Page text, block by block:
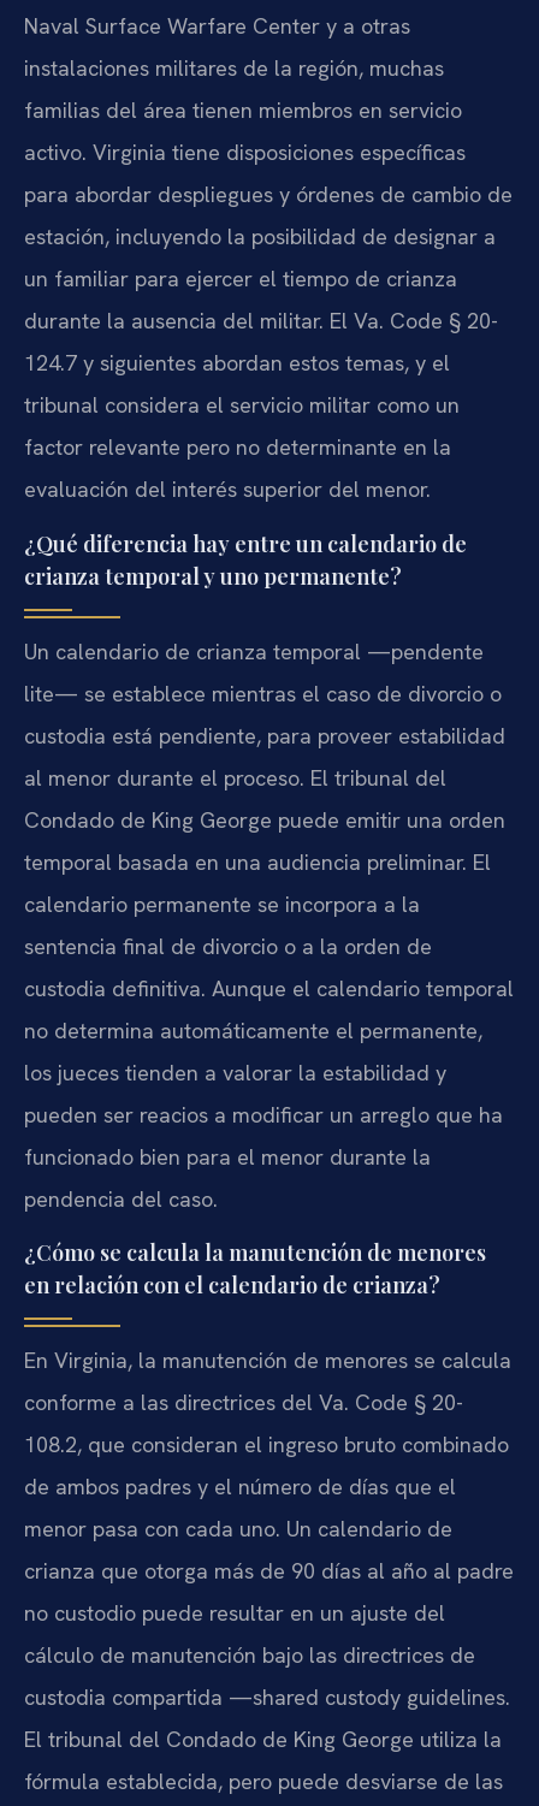
Naval Surface Warfare Center y a otras
instalaciones militares de la región, muchas
familias del área tienen miembros en servicio
activo. Virginia tiene disposiciones específicas
para abordar despliegues y órdenes de cambio de
estación, incluyendo la posibilidad de designar a
un familiar para ejercer el tiempo de crianza
durante la ausencia del militar. El Va. Code § 20-
124.7 y siguientes abordan estos temas, y el
tribunal considera el servicio militar como un
factor relevante pero no determinante en la
evaluación del interés superior del menor.
¿Qué diferencia hay entre un calendario de
crianza temporal y uno permanente?
Un calendario de crianza temporal —pendente
lite— se establece mientras el caso de divorcio o
custodia está pendiente, para proveer estabilidad
al menor durante el proceso. El tribunal del
Condado de King George puede emitir una orden
temporal basada en una audiencia preliminar. El
calendario permanente se incorpora a la
sentencia final de divorcio o a la orden de
custodia definitiva. Aunque el calendario temporal
no determina automáticamente el permanente,
los jueces tienden a valorar la estabilidad y
pueden ser reacios a modificar un arreglo que ha
funcionado bien para el menor durante la
pendencia del caso.
¿Cómo se calcula la manutención de menores
en relación con el calendario de crianza?
En Virginia, la manutención de menores se calcula
conforme a las directrices del Va. Code § 20-
108.2, que consideran el ingreso bruto combinado
de ambos padres y el número de días que el
menor pasa con cada uno. Un calendario de
crianza que otorga más de 90 días al año al padre
no custodio puede resultar en un ajuste del
cálculo de manutención bajo las directrices de
custodia compartida —shared custody guidelines.
El tribunal del Condado de King George utiliza la
fórmula establecida, pero puede desviarse de las